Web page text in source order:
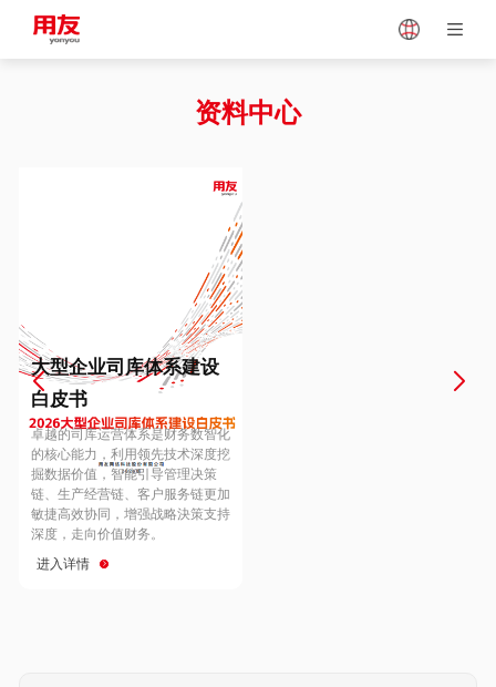
Vietnam
Europe
Hungary
Hong Kong
资料中心
大型企业司库体系建设
白皮书
卓越的司库运营体系是财务数智化
的核心能力，利用领先技术深度挖
掘数据价值，智能引导管理决策
链、生产经营链、客户服务链更加
敏捷高效协同，增强战略決策支持
深度，走向价值财务。
进入详情